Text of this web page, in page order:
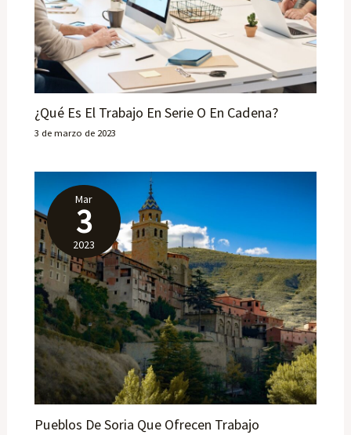
¿Qué Es El Trabajo En Serie O En Cadena?
3 de marzo de 2023
Mar
3
2023
Pueblos De Soria Que Ofrecen Trabajo